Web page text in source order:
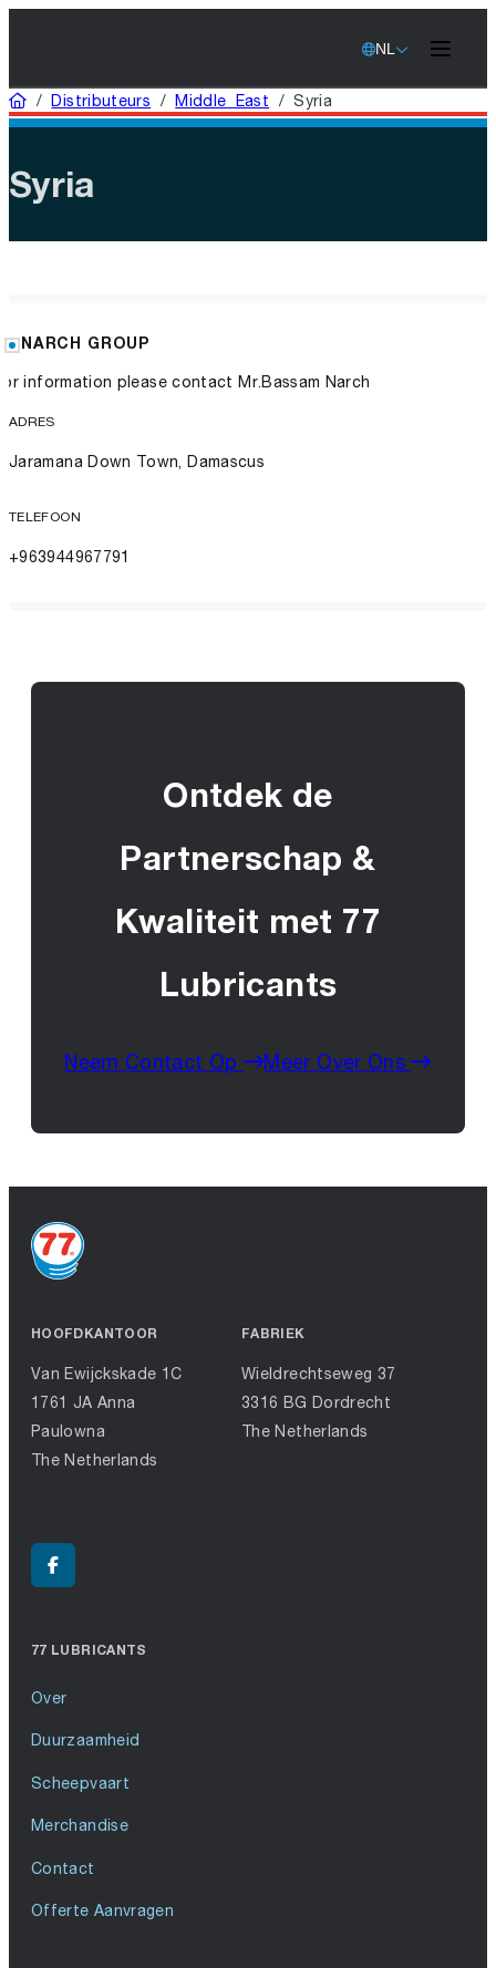
NL
Home
/Distributeurs /Middle East /Syria
Syria
NARCH GROUP
information please contact Mr.Bassam Narch
ADRES
Jaramana Down Town, Damascus
TELEFOON
+963944967791
Ontdek de
Partnerschap &
Kwaliteit met 77
Lubricants
Neem Contact Op Meer Over Ons
HOOFDKANTOOR
Van Ewijckskade 1C
1761 JA Anna
Paulowna
The Netherlands
FABRIEK
Wieldrechtseweg 37
3316 BG Dordrecht
The Netherlands
77 LUBRICANTS
Over
Duurzaamheid
Scheepvaart
Merchandise
Contact
Offerte Aanvragen